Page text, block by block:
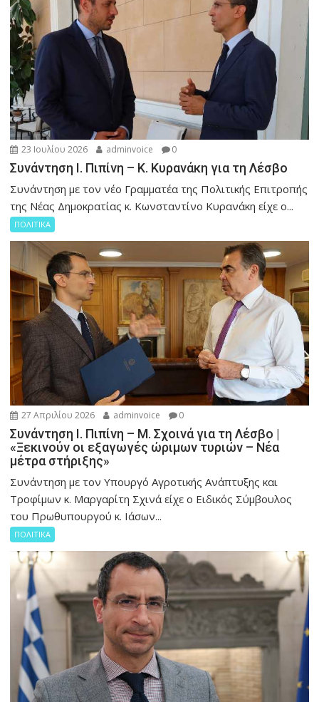
23 Ιουλίου 2026 adminvoice 0
Συνάντηση Ι. Πιπίνη – Κ. Κυρανάκη για τη Λέσβο
Συνάντηση με τον νέο Γραμματέα της Πολιτικής Επιτροπής
της Νέας Δημοκρατίας κ. Κωνσταντίνο Κυρανάκη είχε ο...
ΠΟΛΙΤΙΚΑ
27 Απριλίου 2026 adminvoice 0
Συνάντηση Ι. Πιπίνη – Μ. Σχοινά για τη Λέσβο |
«Ξεκινούν οι εξαγωγές ώριμων τυριών – Νέα
μέτρα στήριξης»
Συνάντηση με τον Υπουργό Αγροτικής Ανάπτυξης και
Τροφίμων κ. Μαργαρίτη Σχινά είχε ο Ειδικός Σύμβουλος
του Πρωθυπουργού κ. Ιάσων...
ΠΟΛΙΤΙΚΑ